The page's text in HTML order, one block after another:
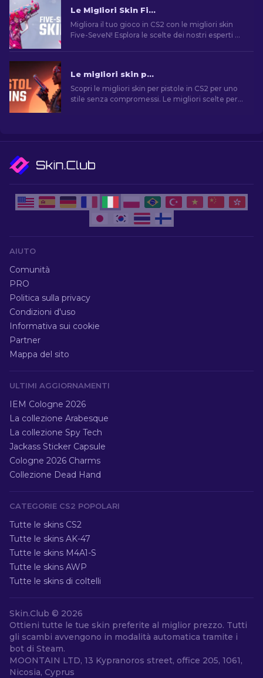
Le Migliori Skin Five-SeveN in CS2 [2026]
Migliora il tuo gioco in CS2 con le migliori skin
Five-SeveN! Esplora le scelte dei nostri esperti e
Le migliori skin per pistola in CS2 [2026]
Scopri le migliori skin per pistole in CS2 per uno
stile senza compromessi. Le migliori scelte per
AIUTO
Comunità
PRO
Politica sulla privacy
Condizioni d'uso
Informativa sui cookie
Partner
Mappa del sito
ULTIMI AGGIORNAMENTI
IEM Cologne 2026
La collezione Arabesque
La collezione Spy Tech
Jackass Sticker Capsule
Cologne 2026 Charms
Collezione Dead Hand
CATEGORIE CS2 POPOLARI
Tutte le skins CS2
Tutte le skins AK-47
Tutte le skins M4A1-S
Tutte le skins AWP
Tutte le skins di coltelli
Skin.Club © 2026
Ottieni tutte le tue skin preferite al miglior prezzo. Tutti
gli scambi avvengono in modalità automatica tramite i
bot di Steam.
MOONTAIN LTD, 13 Kypranoros street, office 205, 1061,
Nicosia, Cyprus